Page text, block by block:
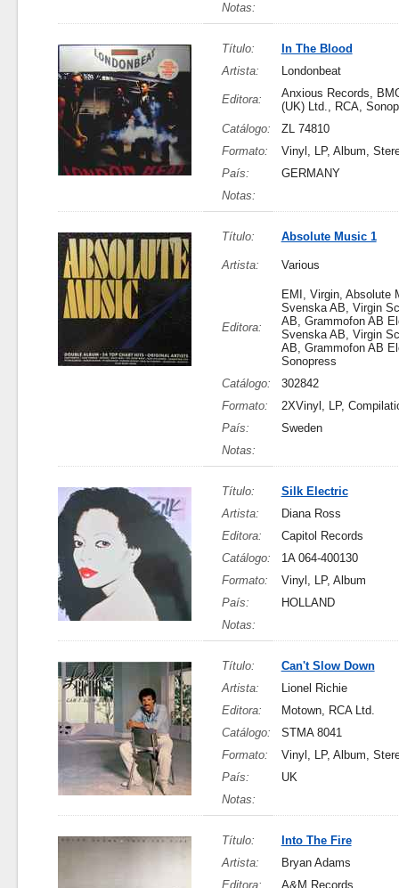
Notas:
Título:
In The Blood
Artista:
Londonbeat
Editora:
Anxious Records,
(UK) Ltd., RCA,
Catálogo:
ZL 74810
Formato:
Vinyl, LP, Album,
País:
GERMANY
Notas:
Título: Absolute Music 1
Artista: Various
Editora:
EMI, Virgin, Absolute
Svenska AB, Virgin
AB, Grammofon AB
Svenska AB, Virgin
AB, Grammofon AB
Sonopress
Catálogo:
302842
Formato:
2XVinyl, LP,
País:
Sweden
Notas:
Título:
Silk Electric
Artista:
Diana Ross
Editora:
Capitol Records
Catálogo:
1A 064-400130
Formato:
Vinyl, LP, Album
País:
HOLLAND
Notas:
Título:
Can't Slow Down
Artista:
Lionel Richie
Editora:
Motown, RCA Ltd.
Catálogo:
STMA 8041
Formato:
Vinyl, LP, Album,
País:
UK
Notas:
Título:
Into The Fire
Artista:
Bryan Adams
Editora:
A&M Records